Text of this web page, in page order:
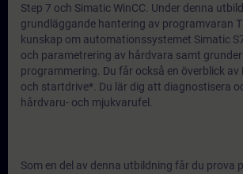
Step 7 och Simatic WinCC. Under denna
grundläggande hantering av programvaran
kunskap om automationssystemet Simatic
och parametrering av hårdvara samt
programmering. Du får också en överblick
och startdrive*. Du lär dig att diagnostisera
hårdvaru- och mjukvarufel.
Som en del av denna utbildning får du prova